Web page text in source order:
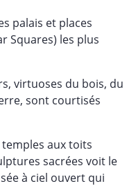
palais et places
Squares) les plus
virtuoses du bois, du
sont courtisés
aux toits
sacrées voit le
à ciel ouvert qui